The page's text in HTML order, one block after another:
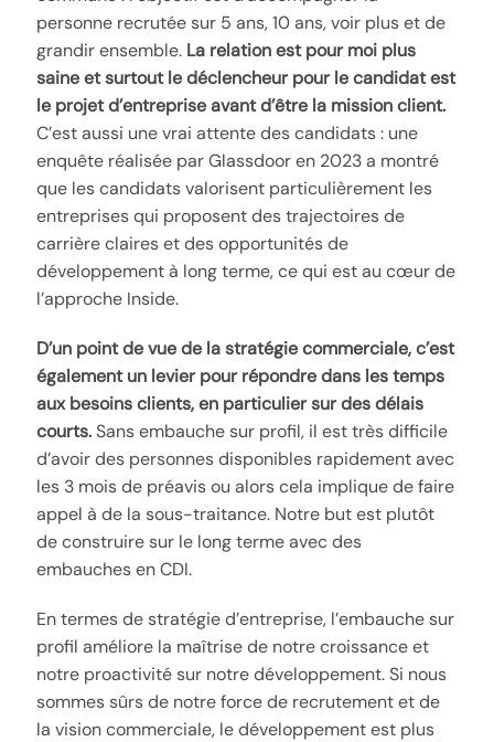
personne recrutée sur 5 ans, 10 ans, voir plus et de
grandir ensemble. La relation est pour moi plus
saine et surtout le déclencheur pour le candidat est
le projet d’entreprise avant d’être la mission client.
C’est aussi une vrai attente des candidats : une
enquête réalisée par Glassdoor en 2023 a montré
que les candidats valorisent particulièrement les
entreprises qui proposent des trajectoires de
carrière claires et des opportunités de
développement à long terme, ce qui est au cœur de
l’approche Inside.
D’un point de vue de la stratégie commerciale, c’est
également un levier pour répondre dans les temps
aux besoins clients, en particulier sur des délais
courts.Sans embauche sur profil, il est très difficile
d’avoir des personnes disponibles rapidement avec
les 3 mois de préavis ou alors cela implique de faire
appel à de la sous-traitance. Notre but est plutôt
de construire sur le long terme avec des
embauches en CDI.
En termes de stratégie d’entreprise, l’embauche sur
profil améliore la maîtrise de notre croissance et
notre proactivité sur notre développement. Si nous
sommes sûrs de notre force de recrutement et de
la vision commerciale, le développement est plus